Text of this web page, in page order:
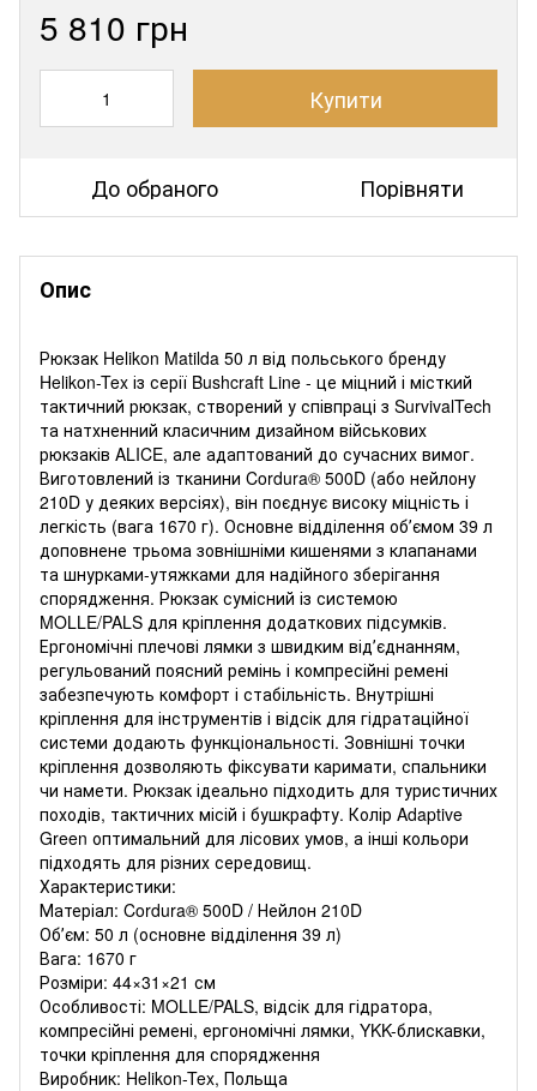
5 810 грн
Купити
До обраного Порівняти
Опис
Рюкзак Helikon Matilda 50 л від польського бренду
Helikon-Tex із серії Bushcraft Line - це міцний і місткий
тактичний рюкзак, створений у співпраці з SurvivalTech
та натхненний класичним дизайном військових
рюкзаків ALICE, але адаптований до сучасних вимог.
Виготовлений із тканини Cordura® 500D (або нейлону
210D у деяких версіях), він поєднує високу міцність і
легкість (вага 1670 г). Основне відділення обʼємом 39 л
доповнене трьома зовнішніми кишенями з клапанами
та шнурками-утяжками для надійного зберігання
спорядження. Рюкзак сумісний із системою
MOLLE/PALS для кріплення додаткових підсумків.
Ергономічні плечові лямки з швидким відʼєднанням,
регульований поясний ремінь і компресійні ремені
забезпечують комфорт і стабільність. Внутрішні
кріплення для інструментів і відсік для гідратаційної
системи додають функціональності. Зовнішні точки
кріплення дозволяють фіксувати каримати, спальники
чи намети. Рюкзак ідеально підходить для туристичних
походів, тактичних місій і бушкрафту. Колір Adaptive
Green оптимальний для лісових умов, а інші кольори
підходять для різних середовищ.
Характеристики:
Матеріал: Cordura® 500D / Нейлон 210D
Обʼєм: 50 л (основне відділення 39 л)
Вага: 1670 г
Розміри: 44×31×21 см
Особливості: MOLLE/PALS, відсік для гідратора,
компресійні ремені, ергономічні лямки, YKK-блискавки,
точки кріплення для спорядження
Виробник: Helikon-Tex, Польща